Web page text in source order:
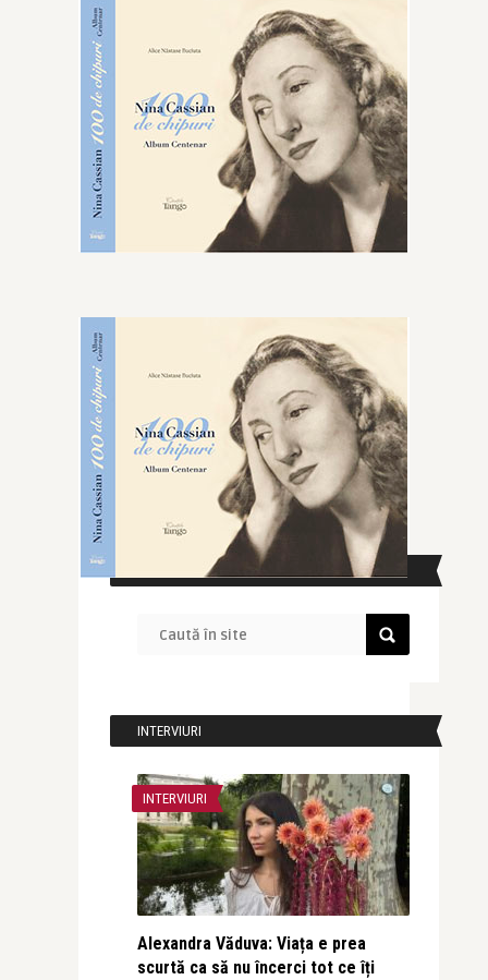
CAUTĂ ÎN SITE
INTERVIURI
INTERVIURI
Alexandra Văduva: Viața e prea
scurtă ca să nu încerci tot ce îți